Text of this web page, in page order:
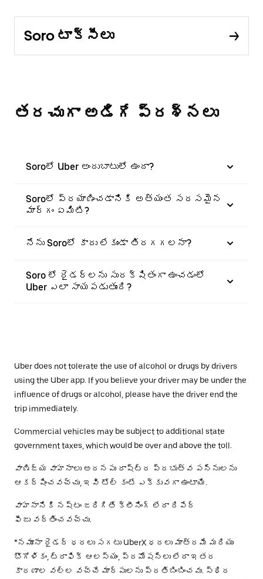
Soro టాక్సీలు
తరచుగా అడిగే ప్రశ్నలు
Soroలో Uber అందుబాటులో ఉందా?
Soroలో ప్రయాణించడానికి అత్యంత సరసమైన
మార్గం ఏమిటి?
నేను Soroలో కారు లేకుండా తిరగగలనా?
Soro లో రైడర్‌లను సురక్షితంగా ఉంచడంలో
Uber ఎలా సాయపడుతుంది?
Uber does not tolerate the use of alcohol or drugs by drivers
using the Uber app. If you believe your driver may be under the
influence of drugs or alcohol, please have the driver end the
trip immediately.
Commercial vehicles may be subject to additional state
government taxes, which would be over and above the toll.
వాణిజ్య వాహనాలు అదనపు రాష్ట్ర ప్రభుత్వ పన్నులను
ఆకర్షించవచ్చు, ఇవి టోల్ కంటే ఎక్కువగా ఉంటాయి.
వాహనానికి నష్టం జరిగితే క్లీనింగ్ లేదా రిపేర్
ఫీజు వర్తించవచ్చు.
*నమూనా రైడర్ ధరలు సగటు UberX ధరలు మాత్రమే మరియు
భౌగోళికం, ట్రాఫిక్ ఆలస్యం, ప్రమోషన్లు లేదా ఇతర
కారణాల వల్ల వచ్చే మార్పులను ప్రతిబింబించవు. స్థిర